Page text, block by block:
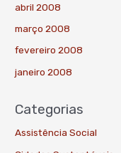
abril 2008
março 2008
fevereiro 2008
janeiro 2008
Categorias
Assistência Social